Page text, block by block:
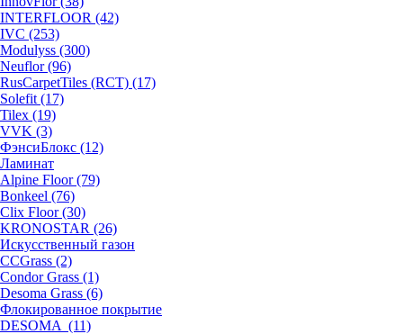
INTERFLOOR (42)
IVC (253)
Modulyss (300)
Neuflor (96)
RusCarpetTiles (RCT) (17)
Solefit (17)
Tilex (19)
VVK (3)
ФэнсиБлокс (12)
Ламинат
Alpine Floor (79)
Bonkeel (76)
Clix Floor (30)
KRONOSTAR (26)
Искусственный газон
CCGrass (2)
Condor Grass (1)
Desoma Grass (6)
Флокированное покрытие
DESOMA (11)